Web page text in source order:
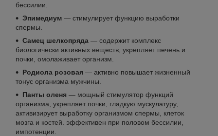
бессилии.
Эпимедиум — стимулирует функцию выработки
спермы.
Самец шелкопряда — содержит комплекс
биологически активных веществ, укрепляет печень и
почки, омолаживает организм.
Родиола розовая — активно повышает жизненный
тонус организма мужчины.
Панты оленя — мощный стимулятор функций
организма, укрепляет почки, гладкую мускулатуру,
активизирует выработку организмом спермы, клеток
мозга и костей. эффективен при половом бессилии,
импотенции.